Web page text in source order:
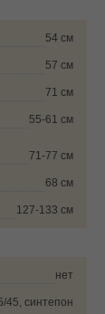
54 см
57 см
71 см
55-61 см
71-77 см
68 см
127-133 см
нет
45, синтепон